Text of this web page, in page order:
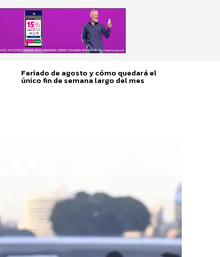
Feriado de agosto y cómo quedará el
único fin de semana largo del mes